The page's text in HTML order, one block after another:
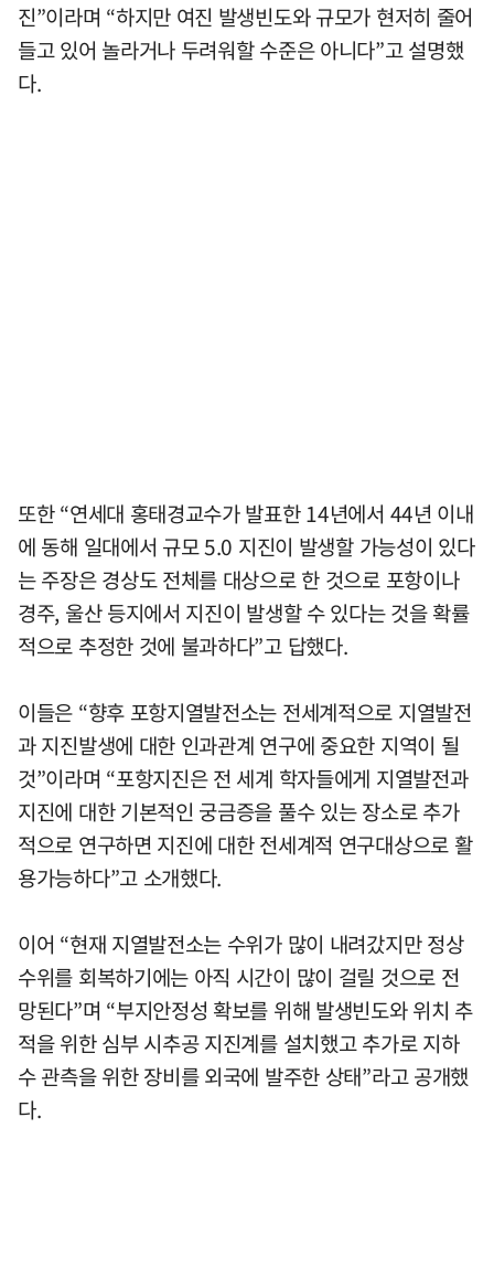
진”이라며 “하지만 여진 발생빈도와 규모가 현저히 줄어
들고 있어 놀라거나 두려워할 수준은 아니다”고 설명했
다.
또한 “연세대 홍태경교수가 발표한 14년에서 44년 이내
에 동해 일대에서 규모 5.0 지진이 발생할 가능성이 있다
는 주장은 경상도 전체를 대상으로 한 것으로 포항이나
경주, 울산 등지에서 지진이 발생할 수 있다는 것을 확률
적으로 추정한 것에 불과하다”고 답했다.
이들은 “향후 포항지열발전소는 전세계적으로 지열발전
과 지진발생에 대한 인과관계 연구에 중요한 지역이 될
것”이라며 “포항지진은 전 세계 학자들에게 지열발전과
지진에 대한 기본적인 궁금증을 풀수 있는 장소로 추가
적으로 연구하면 지진에 대한 전세계적 연구대상으로 활
용가능하다”고 소개했다.
이어 “현재 지열발전소는 수위가 많이 내려갔지만 정상
수위를 회복하기에는 아직 시간이 많이 걸릴 것으로 전
망된다”며 “부지안정성 확보를 위해 발생빈도와 위치 추
적을 위한 심부 시추공 지진계를 설치했고 추가로 지하
수 관측을 위한 장비를 외국에 발주한 상태”라고 공개했
다.